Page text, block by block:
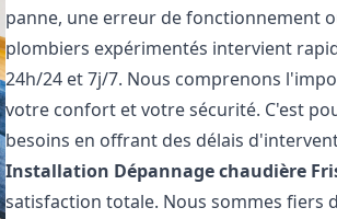
panne, une erreur de fonctionnement
plombiers expérimentés intervient
24h/24 et 7j/7. Nous comprenons
votre confort et votre sécurité. C'est
besoins en offrant des délais
Installation Dépannage chaudière
satisfaction totale. Nous sommes fiers